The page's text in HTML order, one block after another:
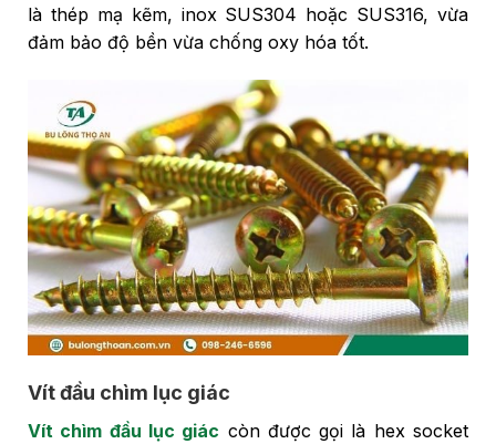
là thép mạ kẽm, inox SUS304 hoặc SUS316, vừa
đảm bảo độ bền vừa chống oxy hóa tốt.
Vít đầu chìm lục giác
Vít chìm đầu lục giác còn được gọi là hex socket